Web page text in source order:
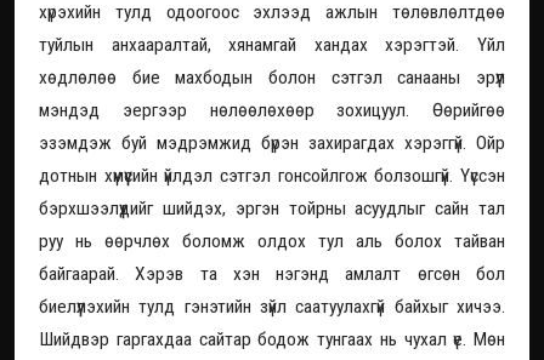
хүрэхийн тулд одоогоос эхлээд ажлын төлөвлөлтдөө
туйлын анхааралтай, хянамгай хандах хэрэгтэй. Үйл
хөдлөлөө бие махбодын болон сэтгэл санааны эрүүл
мэндэд эергээр нөлөөлөхөөр зохицуул. Өөрийгөө
эзэмдэж буй мэдрэмжид бүрэн захирагдах хэрэггүй. Ойр
дотнын хүмүүсийн үйлдэл сэтгэл гонсойлгож болзошгүй. Үүссэн
бэрхшээлүүдийг шийдэх, эргэн тойрны асуудлыг сайн тал
руу нь өөрчлөх боломж олдох тул аль болох тайван
байгаарай. Хэрэв та хэн нэгэнд амлалт өгсөн бол
биелүүлэхийн тулд гэнэтийн зүйл саатуулахгүй байхыг хичээ.
Шийдвэр гаргахдаа сайтар бодож тунгаах нь чухал үе. Мөн